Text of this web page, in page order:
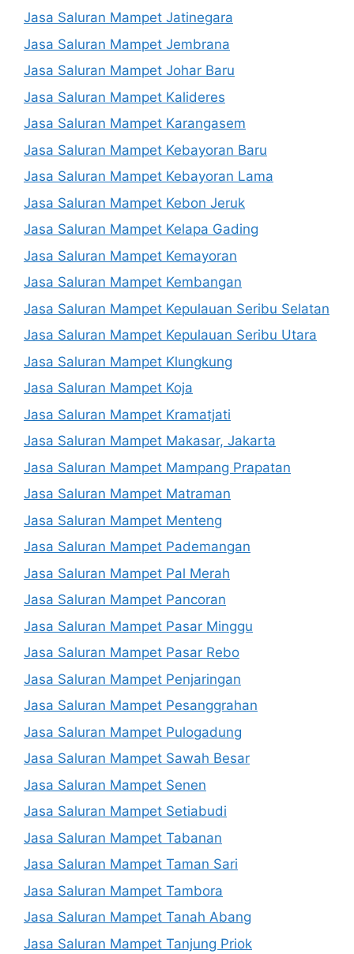
Jasa Saluran Mampet Jatinegara
Jasa Saluran Mampet Jembrana
Jasa Saluran Mampet Johar Baru
Jasa Saluran Mampet Kalideres
Jasa Saluran Mampet Karangasem
Jasa Saluran Mampet Kebayoran Baru
Jasa Saluran Mampet Kebayoran Lama
Jasa Saluran Mampet Kebon Jeruk
Jasa Saluran Mampet Kelapa Gading
Jasa Saluran Mampet Kemayoran
Jasa Saluran Mampet Kembangan
Jasa Saluran Mampet Kepulauan Seribu Selatan
Jasa Saluran Mampet Kepulauan Seribu Utara
Jasa Saluran Mampet Klungkung
Jasa Saluran Mampet Koja
Jasa Saluran Mampet Kramatjati
Jasa Saluran Mampet Makasar, Jakarta
Jasa Saluran Mampet Mampang Prapatan
Jasa Saluran Mampet Matraman
Jasa Saluran Mampet Menteng
Jasa Saluran Mampet Pademangan
Jasa Saluran Mampet Pal Merah
Jasa Saluran Mampet Pancoran
Jasa Saluran Mampet Pasar Minggu
Jasa Saluran Mampet Pasar Rebo
Jasa Saluran Mampet Penjaringan
Jasa Saluran Mampet Pesanggrahan
Jasa Saluran Mampet Pulogadung
Jasa Saluran Mampet Sawah Besar
Jasa Saluran Mampet Senen
Jasa Saluran Mampet Setiabudi
Jasa Saluran Mampet Tabanan
Jasa Saluran Mampet Taman Sari
Jasa Saluran Mampet Tambora
Jasa Saluran Mampet Tanah Abang
Jasa Saluran Mampet Tanjung Priok